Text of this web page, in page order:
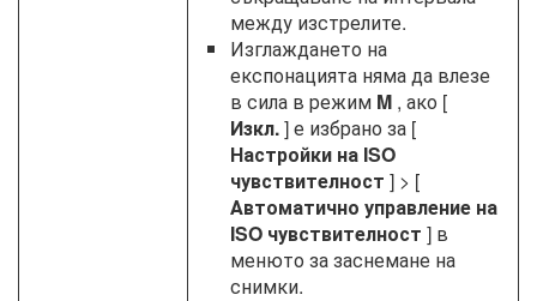
между изстрелите.
Изглаждането на
експонацията няма да влезе
в сила в режим M , ако [
Изкл.] е избрано за [
Настройки на ISO
чувствителност ] > [
Автоматично управление на
ISO чувствителност ] в
менюто за заснемане на
снимки.